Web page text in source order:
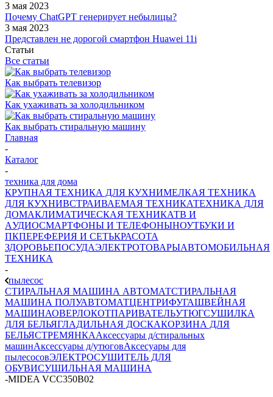
3 мая 2023
Почему ChatGPT генерирует небылицы?
3 мая 2023
Представлен не дорогой смартфон Huawei 11i
Статьи
Все статьи
Как выбрать телевизор
Как ухаживать за холодильником
Как выбрать стиральную машину
Главная
-
Каталог
-
техника для дома
КРУПНАЯ ТЕХНИКА ДЛЯ КУХНИМЕЛКАЯ ТЕХНИКА
ДЛЯ КУХНИВСТРАИВАЕМАЯ ТЕХНИКАТЕХНИКА ДЛЯ
ДОМАКЛИМАТИЧЕСКАЯ ТЕХНИКАТВ И
AУДИОСМАРТФОНЫ И ТЕЛЕФОНЫНОУТБУКИ И
ПКПЕРЕФЕРИЯ И СЕТЬКРАСОТА
ЗДОРОВЬЕПОСУДАЭЛЕКТРОТОВАРЫАВТОМОБИЛЬНАЯ
ТЕХНИКА
-
пылесос
СТИРАЛЬНАЯ МАШИНА АВТОМАТСТИРАЛЬНАЯ
МАШИНА ПОЛУАВТОМАТЦЕНТРИФУГАШВЕЙНАЯ
МАШИНАОВЕРЛОКОТПАРИВАТЕЛЬУТЮГСУШИЛКА
ДЛЯ БЕЛЬЯГЛАДИЛЬНАЯ ДОСКАКОРЗИНА ДЛЯ
БЕЛЬЯСТРЕМЯНКААксессуары д/стиральных
машинАксессуары д/утюговАксесуары для
пылесосовЭЛЕКТРОСУШИТЕЛЬ ДЛЯ
ОБУВИСУШИЛЬНАЯ МАШИНА
-MIDEA VCC350B02